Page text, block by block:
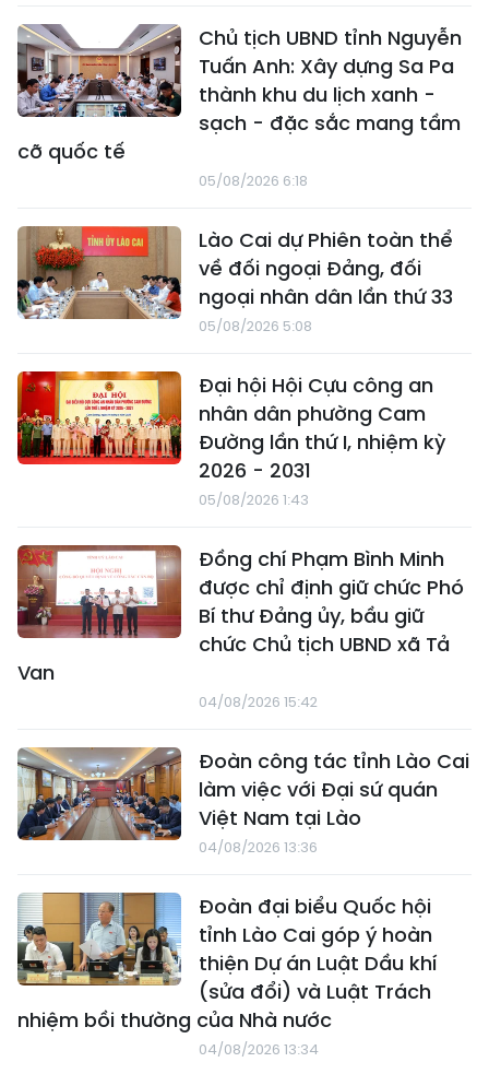
Chủ tịch UBND tỉnh Nguyễn
Tuấn Anh: Xây dựng Sa Pa
thành khu du lịch xanh -
sạch - đặc sắc mang tầm
cỡ quốc tế
05/08/2026 6:18
Lào Cai dự Phiên toàn thể
về đối ngoại Đảng, đối
ngoại nhân dân lần thứ 33
05/08/2026 5:08
Đại hội Hội Cựu công an
nhân dân phường Cam
Đường lần thứ I, nhiệm kỳ
2026 - 2031
05/08/2026 1:43
Đồng chí Phạm Bình Minh
được chỉ định giữ chức Phó
Bí thư Đảng ủy, bầu giữ
chức Chủ tịch UBND xã Tả
Van
04/08/2026 15:42
Đoàn công tác tỉnh Lào Cai
làm việc với Đại sứ quán
Việt Nam tại Lào
04/08/2026 13:36
Đoàn đại biểu Quốc hội
tỉnh Lào Cai góp ý hoàn
thiện Dự án Luật Dầu khí
(sửa đổi) và Luật Trách
nhiệm bồi thường của Nhà nước
04/08/2026 13:34